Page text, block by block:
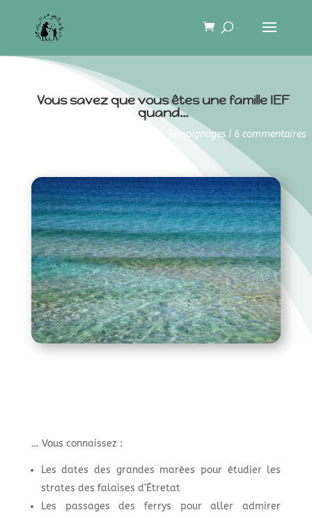
Vous savez que vous êtes une famille IEF
quand…
Témoignages | 6 commentaires
… Vous connaissez :
Les dates des grandes marées pour étudier les
strates des falaises d’Étretat
Les passages des ferrys pour aller admirer